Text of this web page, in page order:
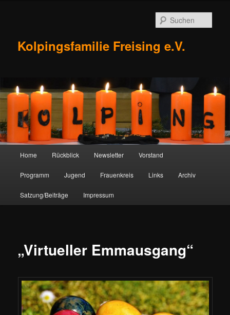
Kolpingsfamilie Freising e.V.
Home Rückblick Newsletter Vorstand
Programm Jugend Frauenkreis Links Archiv
Satzung/Beiträge Impressum
„Virtueller Emmausgang“